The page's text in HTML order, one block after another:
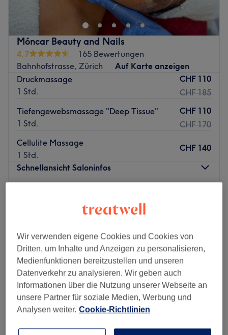
Móncar Beauty and Nails
4.7
165 Bewertungen
Bahnhofstrasse, Zürich
Auf Karte anzeigen
Druckmassage
1 Std.
CHF 110
CHF 185
Tiefengewebsmassage "Deep Tissue"
1 Std.
CHF 110
CHF 170
Cellulite Massage
1 Std.
CHF 140
Schnellansicht Saloninfos
Donnerstag
09:00– 18:00
Freitag
09:00–18:00
Samstag
09:00–18:00
Sonntag
Geschlossen
Móncar Beauty and Nails – Dein Wohlfühlerlebnis in
Zürich
Wir verwenden eigene Cookies und Cookies von
Dritten, um Inhalte und Anzeigen zu personalisieren,
Medienfunktionen bereitzustellen und unseren
Datenverkehr zu analysieren. Wir geben auch
Informationen über die Nutzung unserer Webseite an
unsere Partner für soziale Medien, Werbung und
Analysen weiter. Cookie-Richtlinien